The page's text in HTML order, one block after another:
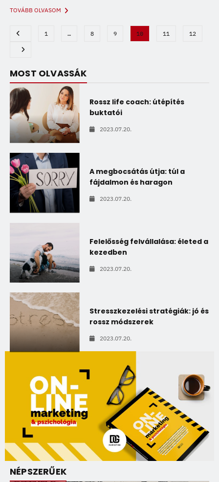
TOVÁBB OLVASOM
1 … 8 9 10 11 12
MOST OLVASSÁK
Rossz life coach: útépítés
buktatói
2023.07.20.
A megbocsátás útja: túl a
fájdalmon és haragon
2023.07.20.
Felelősség felvállalása: életed a
kezedben
2023.07.20.
Stresszkezelési stratégiák: jó és
rossz módszerek
2023.07.20.
NÉPSZERŰEK